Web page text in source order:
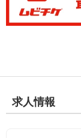
求人情報